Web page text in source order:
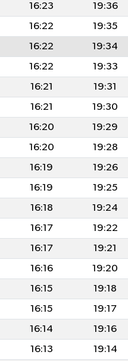
16:23 19:36
16:22 19:35
16:22 19:34
16:22 19:33
16:21 19:31
16:21 19:30
16:20 19:29
16:20 19:28
16:19 19:26
16:19 19:25
16:18 19:24
16:17 19:22
16:17 19:21
16:16 19:20
16:15 19:18
16:15 19:17
16:14 19:16
16:13 19:14